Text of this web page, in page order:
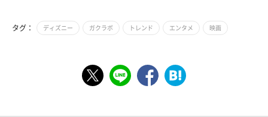
タグ： ディズニー ガクラボ トレンド エンタメ 映画